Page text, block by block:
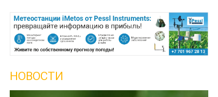
НОВОСТИ